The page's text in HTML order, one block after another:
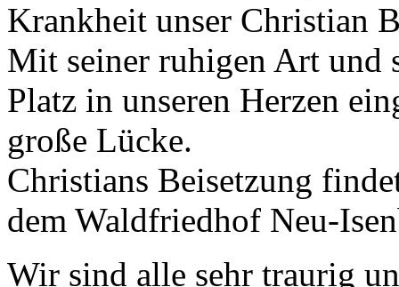
Krankheit unser Christian
Mit seiner ruhigen Art und
Platz in unseren Herzen
große Lücke.
Christians Beisetzung
dem Waldfriedhof Neu-
Wir sind alle sehr traurig